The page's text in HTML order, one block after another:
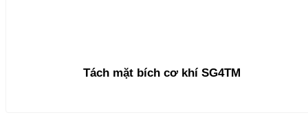
Tách mặt bích cơ khí SG4TM